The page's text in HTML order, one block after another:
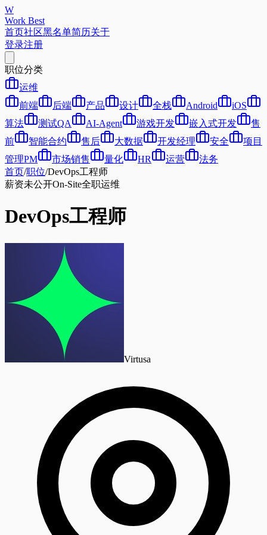
W
Work Best
首页社区黑名单简历关于
登录注册
职位分类
运维
前端
后端 产品 设计 全栈 Android
iOS
算法
测试QA AI-Agent 游戏开发 嵌入式开发
售
前
智能合约 售后 大数据 开发经理 安全
项目
管理PM
市场销售 量化 HR 运营
法务
首页/职位/DevOps工程师
薪资未公开On-Site全职运维
DevOps工程师
Virtusa